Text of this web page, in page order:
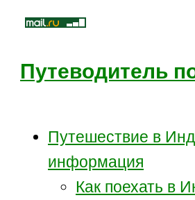
Путеводитель
Путешествие в
информация
Как поехать в